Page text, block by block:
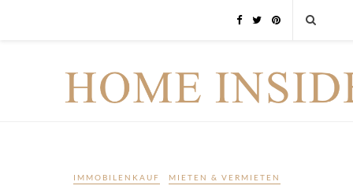
IMMOBILENKAUF MIETEN & VERMIETEN